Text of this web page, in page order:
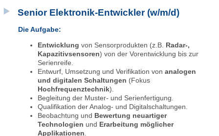
Senior Elektronik-Entwickler (w/m/d)
Die Aufgabe:
Entwicklung von Sensorprodukten (z.B. Radar-,
Kapazitivsensoren) von der Vorentwicklung bis zur
Serienreife.
Entwurf, Umsetzung und Verifikation vonanalogen
und digitalen Schaltungen (Fokus
Hochfrequenztechnik).
Begleitung der Muster- und Serienfertigung.
Qualifikation der Analog- und Digitalschaltungen.
Beobachtung und Bewertung neuartiger
Technologien und Erarbeitung möglicher
Applikationen